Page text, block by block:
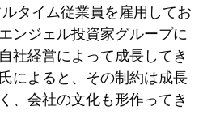
タイム従業員を雇用してお
ンジェル投資家グループに
社経営によって成長してき
によると、その制約は成長
、会社の文化も形作ってき